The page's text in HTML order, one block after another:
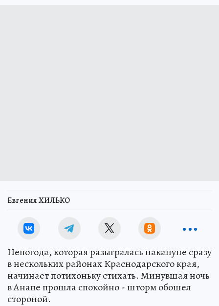
Евгения ХИЛЬКО
Непогода, которая разыгралась накануне сразу
в нескольких районах Краснодарского края,
начинает потихоньку стихать. Минувшая ночь
в Анапе прошла спокойно - шторм обошел
стороной.